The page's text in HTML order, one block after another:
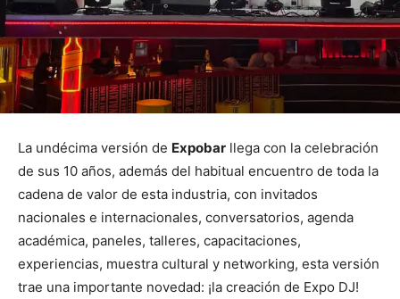
La undécima versión de Expobar llega con la celebración
de sus 10 años, además del habitual encuentro de toda la
cadena de valor de esta industria, con invitados
nacionales e internacionales, conversatorios, agenda
académica, paneles, talleres, capacitaciones,
experiencias, muestra cultural y networking, esta versión
trae una importante novedad: ¡la creación de Expo DJ!